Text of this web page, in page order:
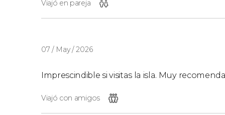
Viajó en pareja
07 / May / 2026
Imprescindible si visitas la isla. Muy
Viajó con amigos